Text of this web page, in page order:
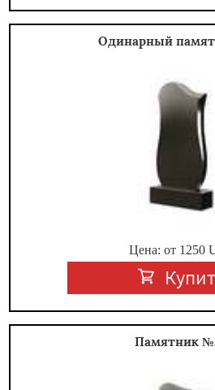
Одинарный
Цена: от 1250
Памятник